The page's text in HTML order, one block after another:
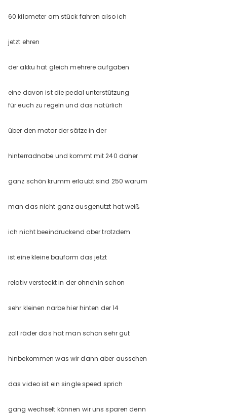
60 kilometer am stück fahren also ich
jetzt ehren
der akku hat gleich mehrere aufgaben
eine davon ist die pedal unterstützung
für euch zu regeln und das natürlich
über den motor der sätze in der
hinterradnabe und kommt mit 240 daher
ganz schön krumm erlaubt sind 250 warum
man das nicht ganz ausgenutzt hat weiß
ich nicht beeindruckend aber trotzdem
ist eine kleine bauform das jetzt
relativ versteckt in der ohnehin schon
sehr kleinen narbe hier hinten der 14
zoll räder das hat man schon sehr gut
hinbekommen was wir dann aber aussehen
das video ist ein single speed sprich
gang wechselt können wir uns sparen denn